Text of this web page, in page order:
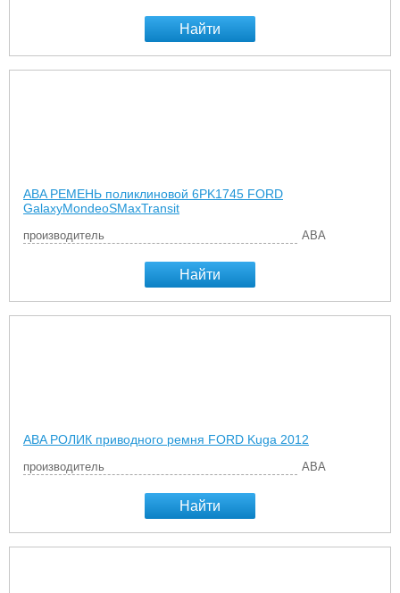
Найти
ABA РЕМЕНЬ поликлиновой 6PK1745 FORD
GalaxyMondeoSMaxTransit
производитель ABA
Найти
ABA РОЛИК приводного ремня FORD Kuga 2012
производитель ABA
Найти